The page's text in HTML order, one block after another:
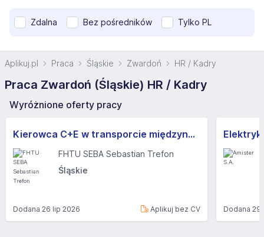
Zdalna Bez pośredników Tylko PL
Aplikuj.pl Praca Śląskie Zwardoń HR / Kadry
Praca Zwardoń (Śląskie) HR / Kadry
Wyróżnione oferty pracy
Kierowca C+E w transporcie międzynarodowym (M/K) - możliwa praca dorywcza
FHTU SEBA Sebastian Trefon
Śląskie
Dodana 26 lip 2026 Aplikuj bez CV Dodana29